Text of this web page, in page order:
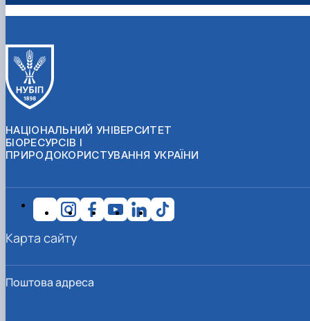
НАЦІОНАЛЬНИЙ УНІВЕРСИТЕТ
БІОРЕСУРСІВ І
ПРИРОДОКОРИСТУВАННЯ УКРАЇНИ
Поштова адреса
Карта сайту